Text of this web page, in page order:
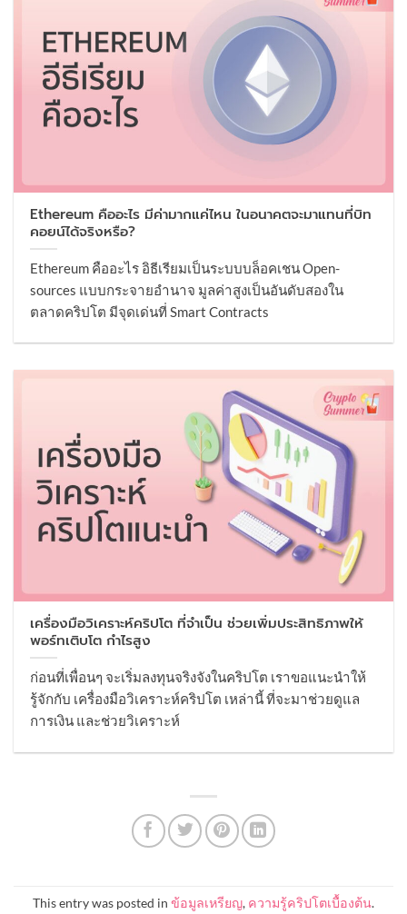
Ethereum คืออะไร มีค่ามากแค่ไหน ในอนาคตจะมาแทนที่บิท
คอยน์ได้จริงหรือ?
Ethereum คืออะไร อิธีเรียมเป็นระบบบล็อคเชน Open-
sources แบบกระจายอำนาจ มูลค่าสูงเป็นอันดับสองใน
ตลาดคริปโต มีจุดเด่นที่ Smart Contracts
เครื่องมือวิเคราะห์คริปโต ที่จำเป็น ช่วยเพิ่มประสิทธิภาพให้
พอร์ทเติบโต กำไรสูง
ก่อนที่เพื่อนๆ จะเริ่มลงทุนจริงจังในคริปโต เราขอแนะนำให้
รู้จักกับ เครื่องมือวิเคราะห์คริปโต เหล่านี้ ที่จะมาช่วยดูแล
การเงิน และช่วยวิเคราะห์
This entry was posted in ข้อมูลเหรียญ, ความรู้คริปโตเบื้องต้น.